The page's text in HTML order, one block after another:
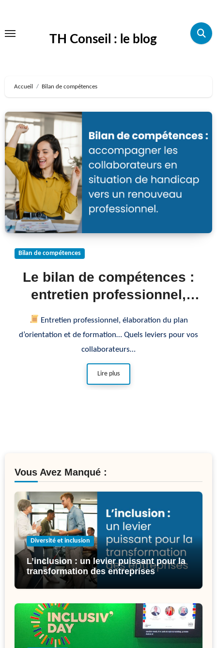
contenu
TH Conseil : le blog
Accueil Bilan de compétences
Bilan de compétences
Le bilan de compétences :
entretien professionnel,
d’orientation et de
formation…
Entretien professionnel, élaboration du plan
d’orientation et de formation… Quels leviers pour vos
collaborateurs…
Lire plus
Vous Avez Manqué :
Diversité et inclusion
L’inclusion : un levier puissant pour la
transformation des entreprises